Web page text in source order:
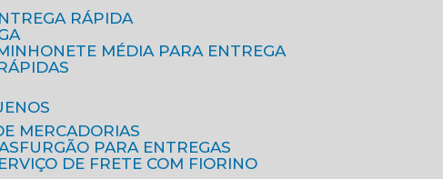
RÁPIDA
MÉDIA PARA ENTREGA
MERCADORIAS
FURGÃO PARA ENTREGAS
SERVIÇO DE FRETE COM FIORINO